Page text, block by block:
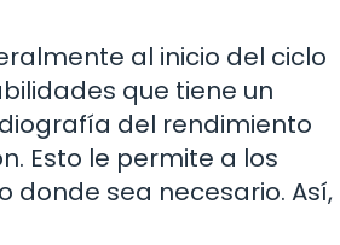
al inicio del ciclo
que tiene un
del rendimiento
Esto le permite a los
donde sea necesario. Así,